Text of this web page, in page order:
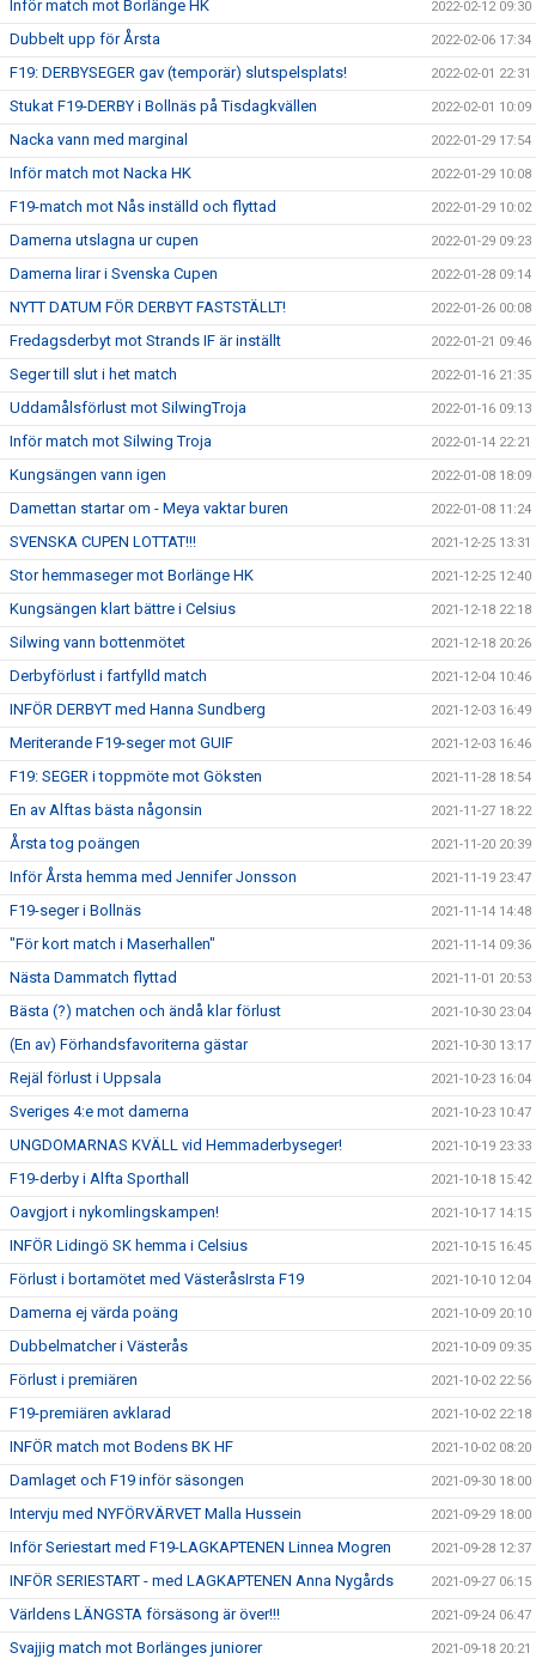
Inför match mot Borlänge HK 2022-02-12 09:30
Dubbelt upp för Årsta 2022-02-06 17:34
F19: DERBYSEGER gav (temporär) slutspelsplats! 2022-02-01 22:31
Stukat F19-DERBY i Bollnäs på Tisdagkvällen 2022-02-01 10:09
Nacka vann med marginal 2022-01-29 17:54
Inför match mot Nacka HK 2022-01-29 10:08
F19-match mot Nås inställd och flyttad 2022-01-29 10:02
Damerna utslagna ur cupen 2022-01-29 09:23
Damerna lirar i Svenska Cupen 2022-01-28 09:14
NYTT DATUM FÖR DERBYT FASTSTÄLLT! 2022-01-26 00:08
Fredagsderbyt mot Strands IF är inställt 2022-01-21 09:46
Seger till slut i het match 2022-01-16 21:35
Uddamålsförlust mot SilwingTroja 2022-01-16 09:13
Inför match mot Silwing Troja 2022-01-14 22:21
Kungsängen vann igen 2022-01-08 18:09
Damettan startar om - Meya vaktar buren 2022-01-08 11:24
SVENSKA CUPEN LOTTAT!!! 2021-12-25 13:31
Stor hemmaseger mot Borlänge HK 2021-12-25 12:40
Kungsängen klart bättre i Celsius 2021-12-18 22:18
Silwing vann bottenmötet 2021-12-18 20:26
Derbyförlust i fartfylld match 2021-12-04 10:46
INFÖR DERBYT med Hanna Sundberg 2021-12-03 16:49
Meriterande F19-seger mot GUIF 2021-12-03 16:46
F19: SEGER i toppmöte mot Göksten 2021-11-28 18:54
En av Alftas bästa någonsin 2021-11-27 18:22
Årsta tog poängen 2021-11-20 20:39
Inför Årsta hemma med Jennifer Jonsson 2021-11-19 23:47
F19-seger i Bollnäs 2021-11-14 14:48
"För kort match i Maserhallen" 2021-11-14 09:36
Nästa Dammatch flyttad 2021-11-01 20:53
Bästa (?) matchen och ändå klar förlust 2021-10-30 23:04
(En av) Förhandsfavoriterna gästar 2021-10-30 13:17
Rejäl förlust i Uppsala 2021-10-23 16:04
Sveriges 4:e mot damerna 2021-10-23 10:47
UNGDOMARNAS KVÄLL vid Hemmaderbyseger! 2021-10-19 23:33
F19-derby i Alfta Sporthall 2021-10-18 15:42
Oavgjort i nykomlingskampen! 2021-10-17 14:15
INFÖR Lidingö SK hemma i Celsius 2021-10-15 16:45
Förlust i bortamötet med VästeråsIrsta F19 2021-10-10 12:04
Damerna ej värda poäng 2021-10-09 20:10
Dubbelmatcher i Västerås 2021-10-09 09:35
Förlust i premiären 2021-10-02 22:56
F19-premiären avklarad 2021-10-02 22:18
INFÖR match mot Bodens BK HF 2021-10-02 08:20
Damlaget och F19 inför säsongen 2021-09-30 18:00
Intervju med NYFÖRVÄRVET Malla Hussein 2021-09-29 18:00
Inför Seriestart med F19-LAGKAPTENEN Linnea Mogren 2021-09-28 12:37
INFÖR SERIESTART - med LAGKAPTENEN Anna Nygårds 2021-09-27 06:15
Världens LÄNGSTA försäsong är över!!! 2021-09-24 06:47
Svajjig match mot Borlänges juniorer 2021-09-18 20:21